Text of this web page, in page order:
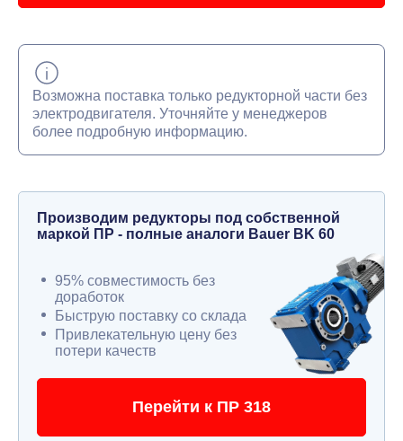
Возможна поставка только редукторной части без
электродвигателя. Уточняйте у менеджеров
более подробную информацию.
Производим редукторы под собственной
маркой ПР - полные аналоги Bauer BK 60
95% совместимость без
доработок
Быструю поставку со склада
Привлекательную цену без
потери качеств
Перейти к ПР 318